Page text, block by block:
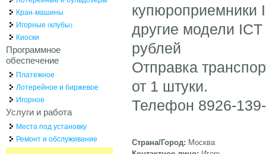
купюроприемники
другие модели
рублей
Отправка
от 1 штуки.
Телефон 8926-
Страна/Город: Москва
Кран-машины
Игорные (клубы)
Киоски
Программное
обеспечение
Платежное
Лотерейное и биржевое
Игорное
Услуги и работа
Места под установку
Ремонт и обслуживание